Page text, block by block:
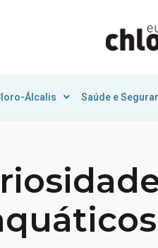
Álcalis Saúde e